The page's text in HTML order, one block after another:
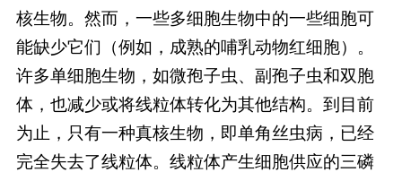
核生物。然而，一些多细胞生物中的一些细胞可
能缺少它们（例如，成熟的哺乳动物红细胞）。
许多单细胞生物，如微孢子虫、副孢子虫和双胞
体，也减少或将线粒体转化为其他结构。到目前
为止，只有一种真核生物，即单角丝虫病，已经
完全失去了线粒体。线粒体产生细胞供应的三磷